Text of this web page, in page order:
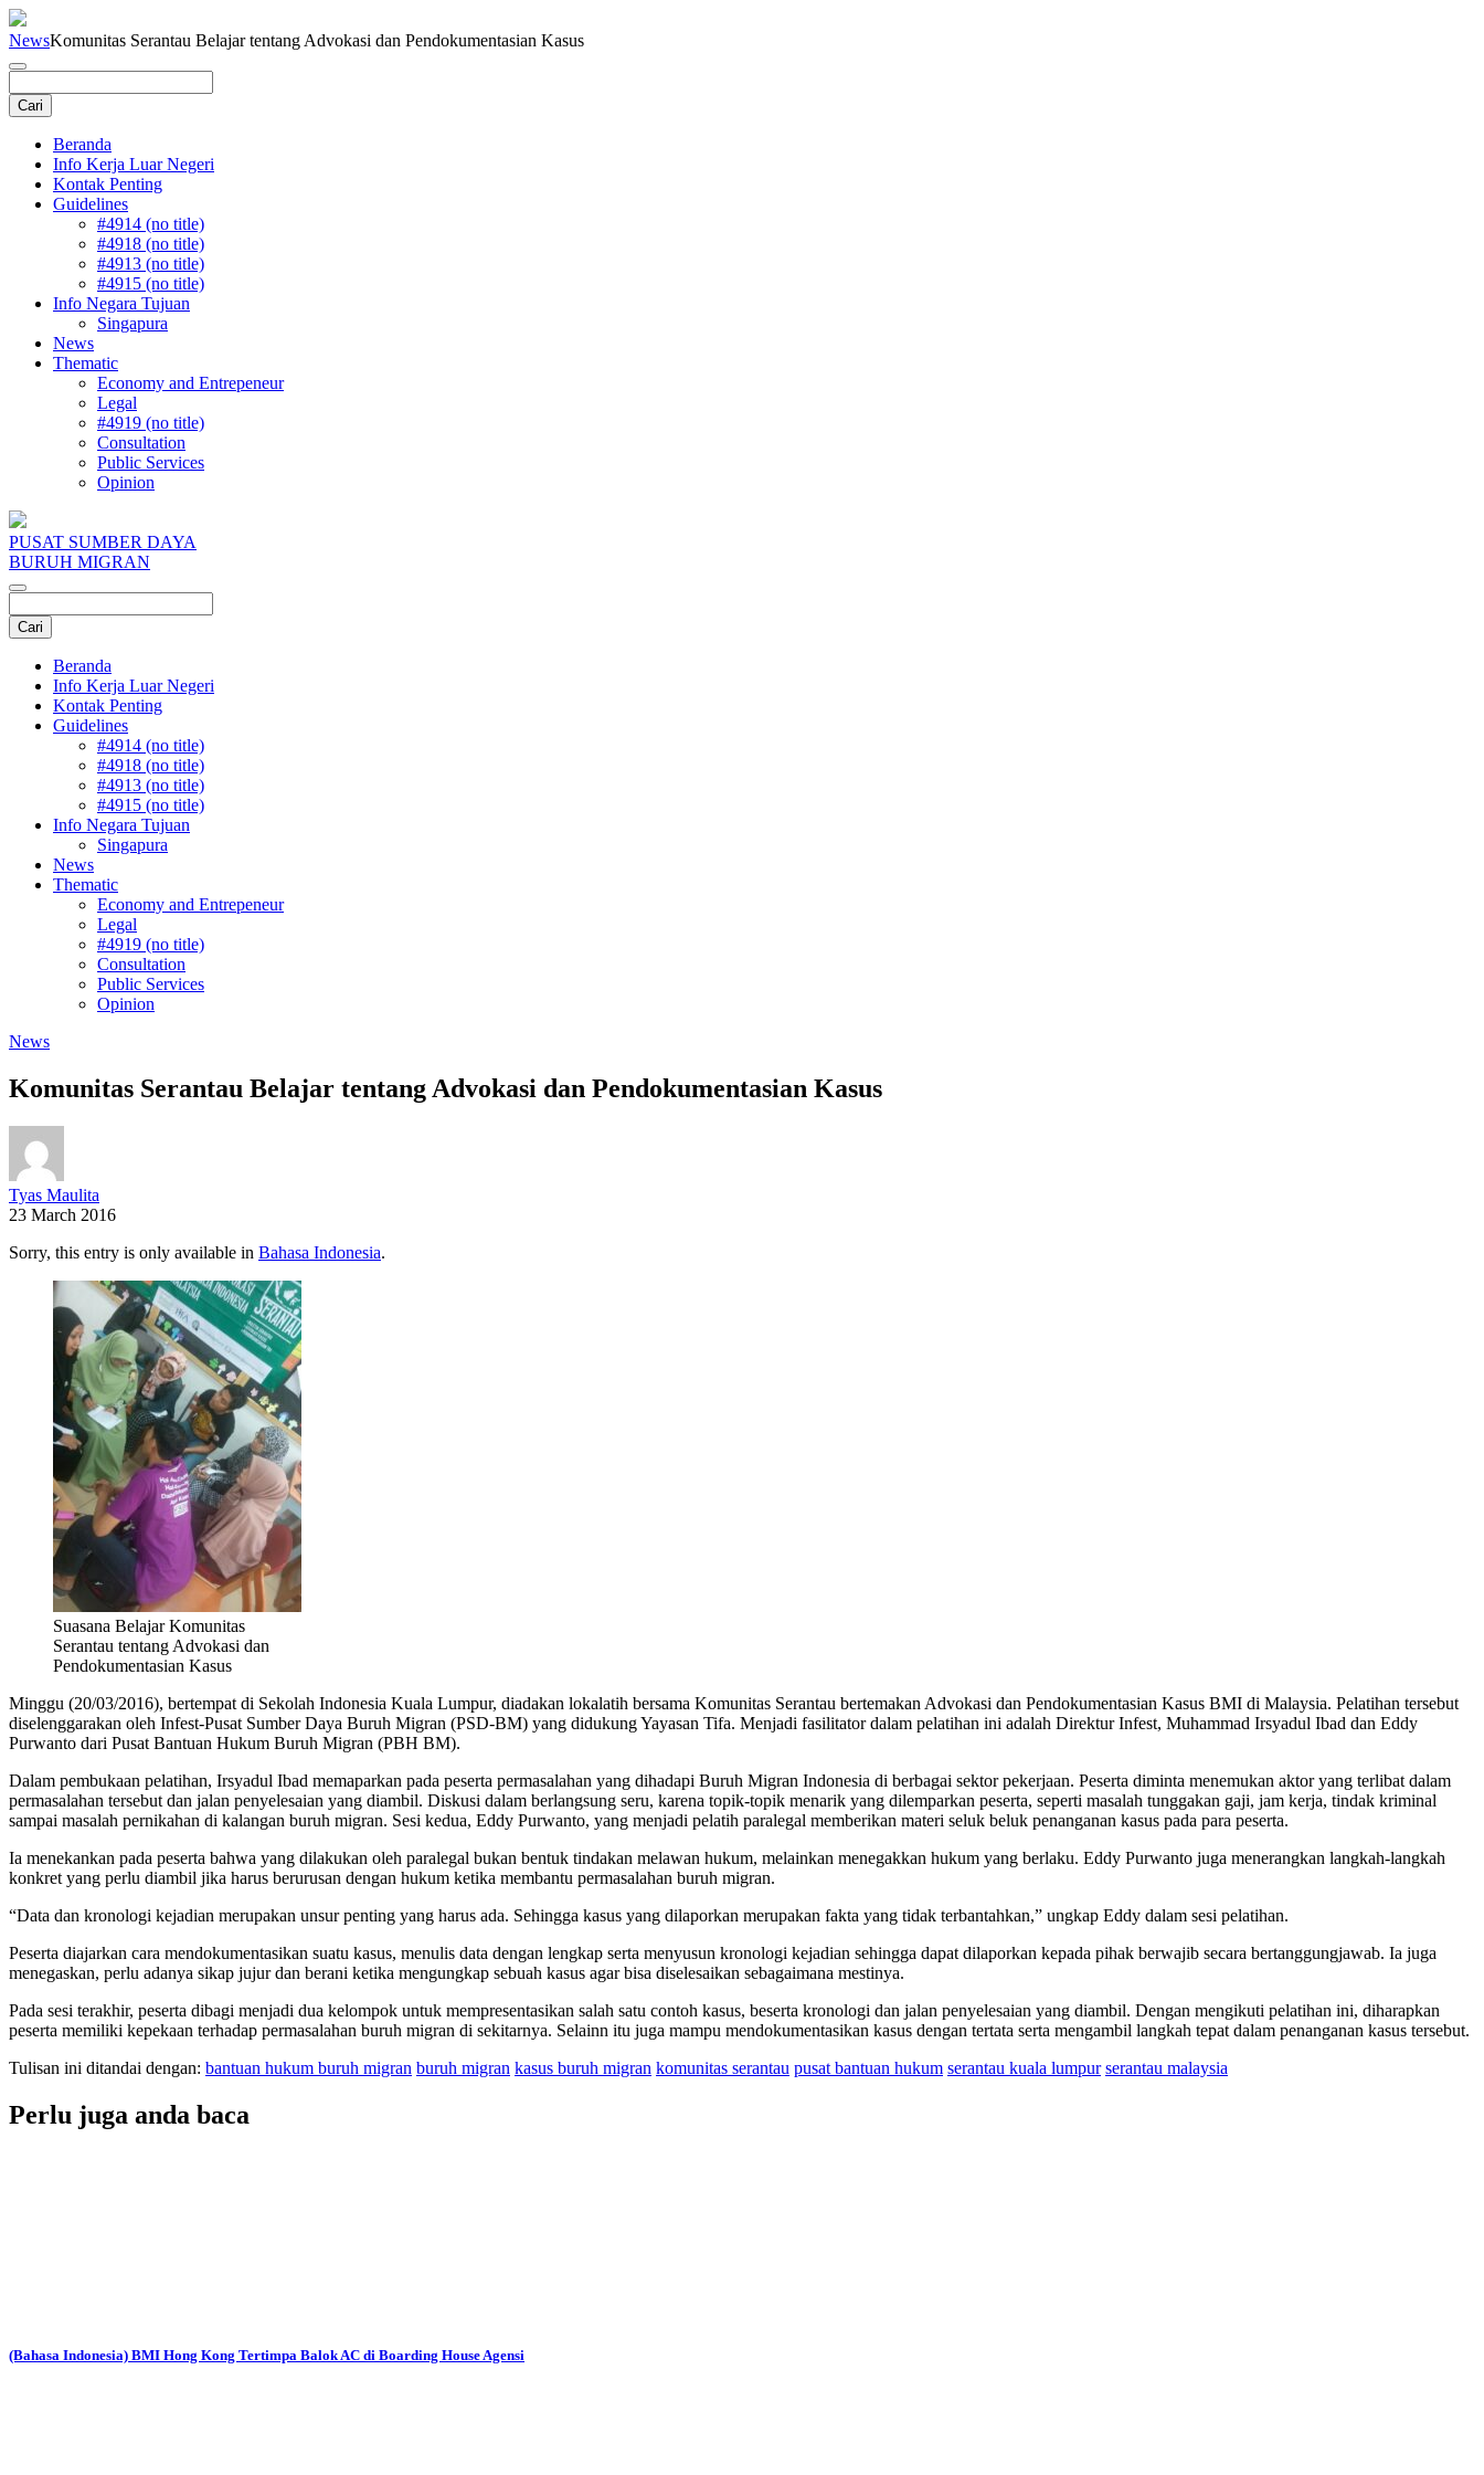
NewsKomunitas Serantau Belajar tentang Advokasi dan Pendokumentasian Kasus
Beranda
Info Kerja Luar Negeri
Kontak Penting
Guidelines
#4914 (no title)
#4918 (no title)
#4913 (no title)
#4915 (no title)
Info Negara Tujuan
Singapura
News
Thematic
Economy and Entrepeneur
Legal
#4919 (no title)
Consultation
Public Services
Opinion
PUSAT SUMBER DAYA
BURUH MIGRAN
Beranda
Info Kerja Luar Negeri
Kontak Penting
Guidelines
#4914 (no title)
#4918 (no title)
#4913 (no title)
#4915 (no title)
Info Negara Tujuan
Singapura
News
Thematic
Economy and Entrepeneur
Legal
#4919 (no title)
Consultation
Public Services
Opinion
News
Komunitas Serantau Belajar tentang Advokasi dan Pendokumentasian Kasus
Tyas Maulita
23 March 2016
Sorry, this entry is only available in Bahasa Indonesia.
Suasana Belajar Komunitas
Serantau tentang Advokasi dan
Pendokumentasian Kasus
Minggu (20/03/2016), bertempat di Sekolah Indonesia Kuala Lumpur, diadakan lokalatih bersama Komunitas Serantau bertemakan Advokasi dan Pendokumentasian Kasus BMI di Malaysia. Pelatihan tersebut
diselenggarakan oleh Infest-Pusat Sumber Daya Buruh Migran (PSD-BM) yang didukung Yayasan Tifa. Menjadi fasilitator dalam pelatihan ini adalah Direktur Infest, Muhammad Irsyadul Ibad dan Eddy
Purwanto dari Pusat Bantuan Hukum Buruh Migran (PBH BM).
Dalam pembukaan pelatihan, Irsyadul Ibad memaparkan pada peserta permasalahan yang dihadapi Buruh Migran Indonesia di berbagai sektor pekerjaan. Peserta diminta menemukan aktor yang terlibat dalam
permasalahan tersebut dan jalan penyelesaian yang diambil. Diskusi dalam berlangsung seru, karena topik-topik menarik yang dilemparkan peserta, seperti masalah tunggakan gaji, jam kerja, tindak kriminal
sampai masalah pernikahan di kalangan buruh migran. Sesi kedua, Eddy Purwanto, yang menjadi pelatih paralegal memberikan materi seluk beluk penanganan kasus pada para peserta.
Ia menekankan pada peserta bahwa yang dilakukan oleh paralegal bukan bentuk tindakan melawan hukum, melainkan menegakkan hukum yang berlaku. Eddy Purwanto juga menerangkan langkah-langkah
konkret yang perlu diambil jika harus berurusan dengan hukum ketika membantu permasalahan buruh migran.
“Data dan kronologi kejadian merupakan unsur penting yang harus ada. Sehingga kasus yang dilaporkan merupakan fakta yang tidak terbantahkan,” ungkap Eddy dalam sesi pelatihan.
Peserta diajarkan cara mendokumentasikan suatu kasus, menulis data dengan lengkap serta menyusun kronologi kejadian sehingga dapat dilaporkan kepada pihak berwajib secara bertanggungjawab. Ia juga
menegaskan, perlu adanya sikap jujur dan berani ketika mengungkap sebuah kasus agar bisa diselesaikan sebagaimana mestinya.
Pada sesi terakhir, peserta dibagi menjadi dua kelompok untuk mempresentasikan salah satu contoh kasus, beserta kronologi dan jalan penyelesaian yang diambil. Dengan mengikuti pelatihan ini, diharapkan
peserta memiliki kepekaan terhadap permasalahan buruh migran di sekitarnya. Selainn itu juga mampu mendokumentasikan kasus dengan tertata serta mengambil langkah tepat dalam penanganan kasus tersebut.
Tulisan ini ditandai dengan: bantuan hukum buruh migran buruh migran kasus buruh migran komunitas serantau pusat bantuan hukum serantau kuala lumpur serantau malaysia
Perlu juga anda baca
(Bahasa Indonesia) BMI Hong Kong Tertimpa Balok AC di Boarding House Agensi